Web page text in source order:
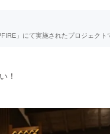
」にて実施されたプロジェクト
！